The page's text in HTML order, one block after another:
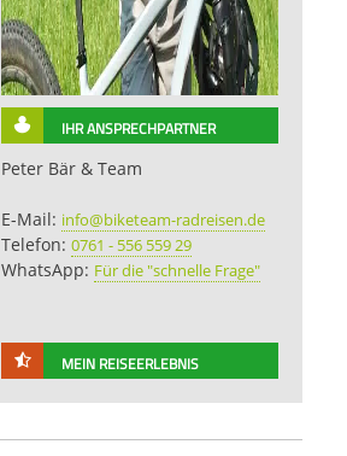
IHR ANSPRECHPARTNER
Peter Bär & Team
E-Mail: info@biketeam-radreisen.de
Telefon: 0761 - 556 559 29
WhatsApp: Für die "schnelle Frage"
MEIN REISEERLEBNIS